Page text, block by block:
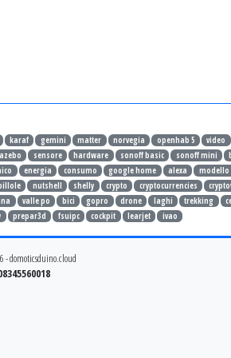
karaf gemini matter norvegia openhab 5 video
sensore hardware sonoff basic sonoff mini
energia consumo google home alexa modello
nutshell shelly crypto cryptocurrencies
valle po bici gopro drone laghi trekking
prepar3d fsuipc cockpit learjet ivao
- domoticsduino.cloud